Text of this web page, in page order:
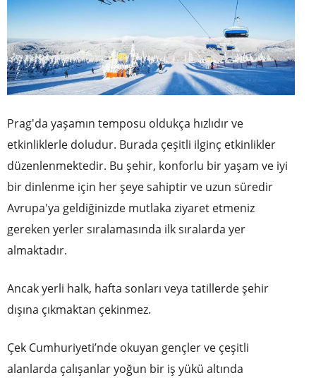
Prag'da yaşamın temposu oldukça hızlıdır ve
etkinliklerle doludur. Burada çeşitli ilginç etkinlikler
düzenlenmektedir. Bu şehir, konforlu bir yaşam ve iyi
bir dinlenme için her şeye sahiptir ve uzun süredir
Avrupa'ya geldiğinizde mutlaka ziyaret etmeniz
gereken yerler sıralamasında ilk sıralarda yer
almaktadır.
Ancak yerli halk, hafta sonları veya tatillerde şehir
dışına çıkmaktan çekinmez.
Çek Cumhuriyeti’nde okuyan gençler ve çeşitli
alanlarda çalışanlar yoğun bir iş yükü altında